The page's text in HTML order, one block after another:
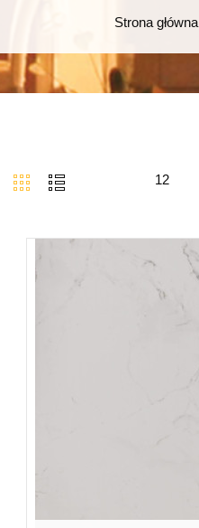
Strona główna
12